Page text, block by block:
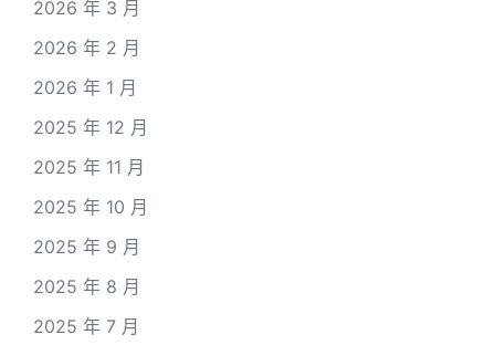
2026 年 3 月
2026 年 2 月
2026 年 1 月
2025 年 12 月
2025 年 11 月
2025 年 10 月
2025 年 9 月
2025 年 8 月
2025 年 7 月